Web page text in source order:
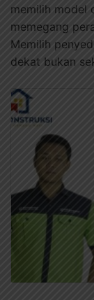
memilih model
memegang
Memilih
dekat bukan